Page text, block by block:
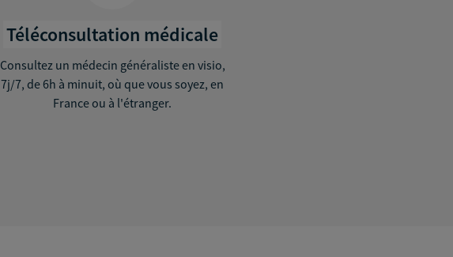
Téléconsultation médicale
Consultez un médecin généraliste en visio,
7j/7, de 6h à minuit, où que vous soyez, en
France ou à l'étranger.